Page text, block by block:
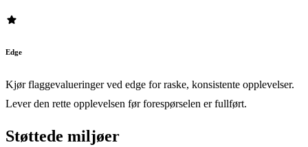
star
Edge
Kjør flaggevalueringer ved edge for raske, konsistente opplevelser.
Lever den rette opplevelsen før forespørselen er fullført.
Støttede miljøer